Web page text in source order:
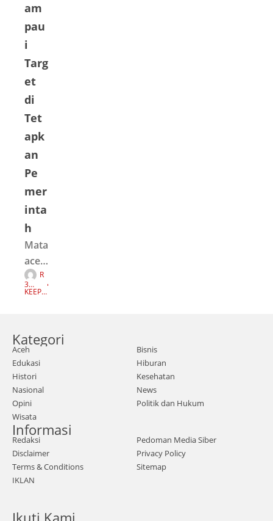
am
pau
i
Targ
et
di
Tet
apk
an
Pe
mer
inta
h
Mata
aceh
.com
,
|
Kepa
la
Perw
akila
n
SKK
Miga
s,
Jaba
(Jaw
R
Z
K
A
N
3
TAH
KEEP
Kategori
Aceh
Bisnis
Edukasi
Hiburan
Histori
Kesehatan
Nasional
News
Opini
Politik dan Hukum
Wisata
Informasi
Redaksi
Pedoman Media Siber
Disclaimer
Privacy Policy
Terms & Conditions
Sitemap
IKLAN